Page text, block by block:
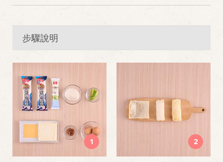
步驟說明
1 2